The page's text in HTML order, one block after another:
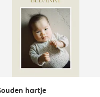
hartje